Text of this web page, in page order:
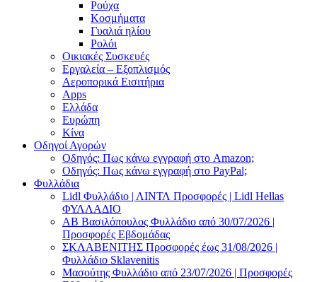
Ρούχα
Κοσμήματα
Γυαλιά ηλίου
Ρολόι
Οικιακές Συσκευές
Εργαλεία – Εξοπλισμός
Αεροπορικά Εισιτήρια
Apps
Ελλάδα
Ευρώπη
Κίνα
Οδηγοί Αγορών
Οδηγός: Πως κάνω εγγραφή στο Amazon;
Οδηγός: Πως κάνω εγγραφή στο PayPal;
Φυλλάδια
Lidl Φυλλάδιο | ΛΙΝΤΛ Προσφορές | Lidl Hellas
ΦΥΛΛΑΔΙΟ
AB Βασιλόπουλος Φυλλάδιο από 30/07/2026 |
Προσφορές Εβδομάδας
ΣΚΛΑΒΕΝΙΤΗΣ Προσφορές έως 31/08/2026 |
Φυλλάδιο Sklavenitis
Μασούτης Φυλλάδιο από 23/07/2026 | Προσφορές